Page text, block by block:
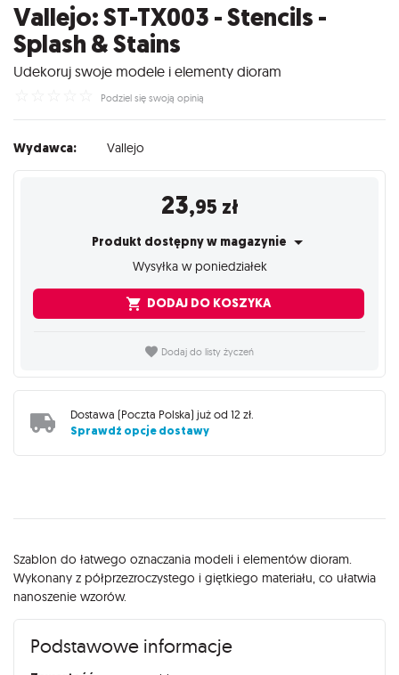
Vallejo: ST-TX003 - Stencils -
Splash & Stains
Udekoruj swoje modele i elementy dioram
Podziel się swoją opinią
Wydawca: Vallejo
23,95 zł
Produkt dostępny w magazynie
Wysyłka w poniedziałek
DODAJ DO KOSZYKA
Dodaj do listy życzeń
Dostawa (Poczta Polska) już od 12 zł.
Sprawdź opcje dostawy
Opis
Szablon do łatwego oznaczania modeli i elementów dioram.
Wykonany z półprzezroczystego i giętkiego materiału, co ułatwia
nanoszenie wzorów.
Podstawowe informacje